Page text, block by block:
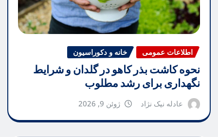
اطلاعات عمومی خانه و دکوراسیون
نحوه کاشت بذر کاهو در گلدان و شرایط
نگهداری برای رشد مطلوب
عادله نیک نژاد ژوئن 9, 2026